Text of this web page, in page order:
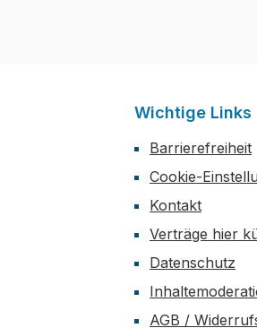
Wichtige Links
Barrierefreiheit
Cookie-
Kontakt
Verträge hier
Datenschutz
AGB /